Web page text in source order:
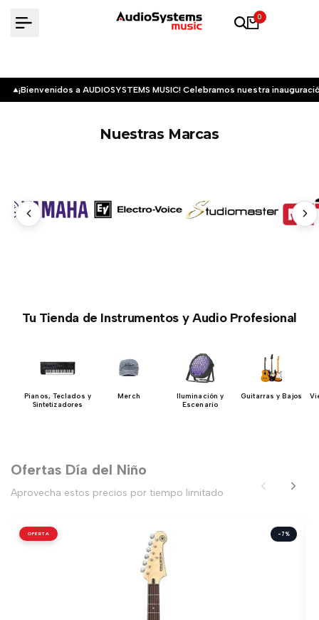
0
¡Bienvenidos a AUDIOSYSTEMS MUSIC! Celebramos nuestra
Nuestras Marcas
Tu Tienda de Instrumentos y Audio Profesional
Pianos, Teclados y
Sintetizadores
Merch
Iluminación y
Escenario
Guitarras y Bajos
Ofertas Día del Niño
Aprovecha estos precios por tiempo limitado
OFERTA -7%